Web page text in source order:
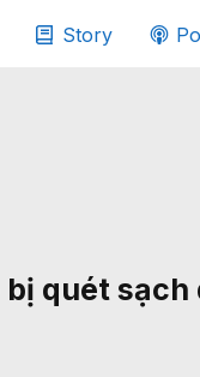
Story
quét sạch